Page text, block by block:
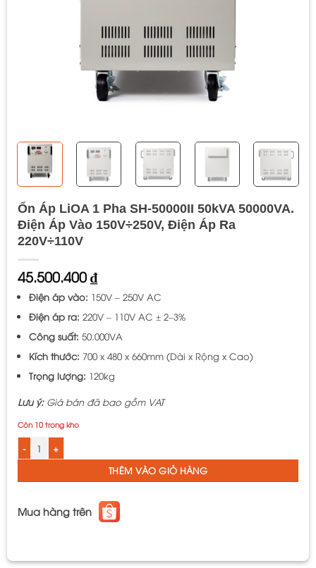
Ổn Áp LiOA 1 Pha SH-50000II 50kVA 50000VA.
Điện Áp Vào 150V÷250V, Điện Áp Ra
220V÷110V
45.500.400₫
Điện áp vào: 150V – 250V AC
Điện áp ra: 220V – 110V AC ± 2–3%
Công suất: 50.000VA
Kích thước: 700 x 480 x 660mm (Dài x Rộng x Cao)
Trọng lượng: 120kg
Lưu ý:Giá bán đã bao gồm VAT
Còn 10 trong kho
THÊM VÀO GIỎ HÀNG
Mua hàng trên